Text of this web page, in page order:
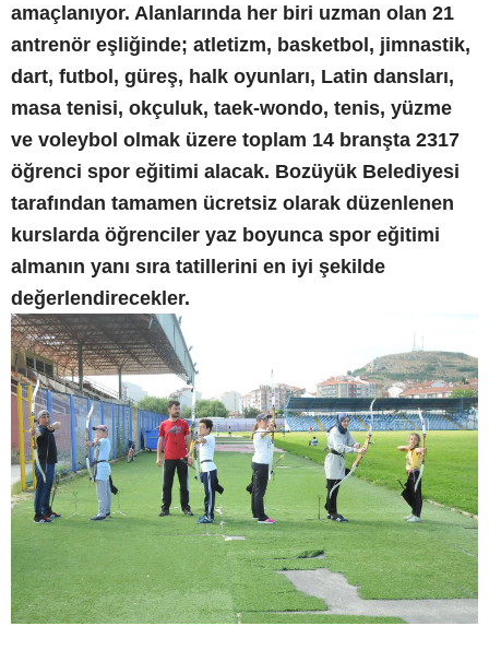
amaçlanıyor. Alanlarında her biri uzman olan 21
antrenör eşliğinde; atletizm, basketbol, jimnastik,
dart, futbol, güreş, halk oyunları, Latin dansları,
masa tenisi, okçuluk, taek-wondo, tenis, yüzme
ve voleybol olmak üzere toplam 14 branşta 2317
öğrenci spor eğitimi alacak. Bozüyük Belediyesi
tarafından tamamen ücretsiz olarak düzenlenen
kurslarda öğrenciler yaz boyunca spor eğitimi
almanın yanı sıra tatillerini en iyi şekilde
değerlendirecekler.